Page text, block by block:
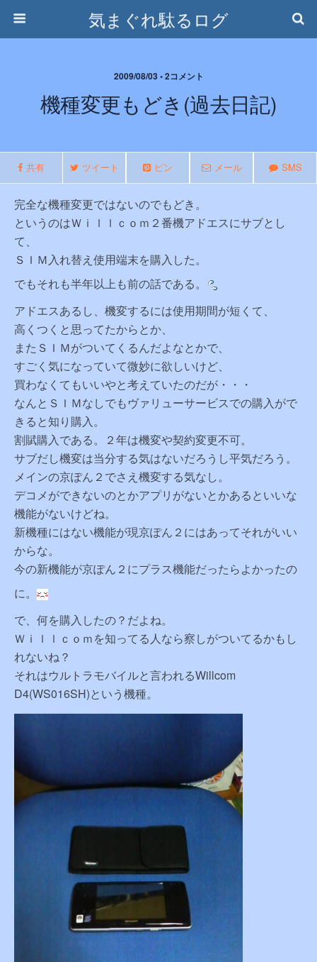
気まぐれ駄るログ
2009/08/03 • 2コメント
機種変更もどき(過去日記)
共有 ツイート ピン メール SMS
完全な機種変更ではないのでもどき。
というのはＷｉｌｌｃｏｍ２番機アドエスにサブとし
て、
ＳＩＭ入れ替え使用端末を購入した。
でもそれも半年以上も前の話である。
アドエスあるし、機変するには使用期間が短くて、
高くつくと思ってたからとか、
またＳＩＭがついてくるんだよなとかで、
すごく気になっていて微妙に欲しいけど、
買わなくてもいいやと考えていたのだが・・・
なんとＳＩＭなしでもヴァリューサービスでの購入がで
きると知り購入。
割賦購入である。２年は機変や契約変更不可。
サブだし機変は当分する気はないだろうし平気だろう。
メインの京ぽん２でさえ機変する気なし。
デコメができないのとかアプリがないとかあるといいな
機能がないけどね。
新機種にはない機能が現京ぽん２にはあってそれがいい
からな。
今の新機能が京ぽん２にプラス機能だったらよかったの
に。
で、何を購入したの？だよね。
Ｗｉｌｌｃｏｍを知ってる人なら察しがついてるかもし
れないね？
それはウルトラモバイルと言われるWillcom
D4(WS016SH)という機種。